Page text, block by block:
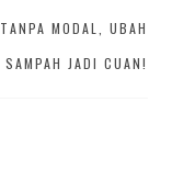
MODAL, UBAH
SAMPAH JADI CUAN!